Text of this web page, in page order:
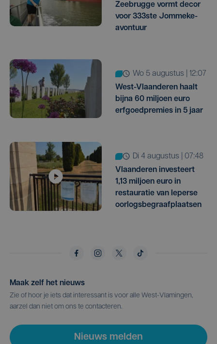
Zeebrugge vormt decor
voor 333ste Jommeke-
avontuur
wo 5 augustus | 12:07
West-Vlaanderen haalt
bijna 60 miljoen euro
erfgoedpremies in 5 jaar
di 4 augustus | 07:48
Vlaanderen investeert
1,13 miljoen euro in
restauratie van Ieperse
oorlogsbegraafplaatsen
Maak zelf het nieuws
Zie of hoor je iets dat interessant is voor alle West-Vlamingen,
aarzel dan niet om ons te contacteren.
Nieuws melden